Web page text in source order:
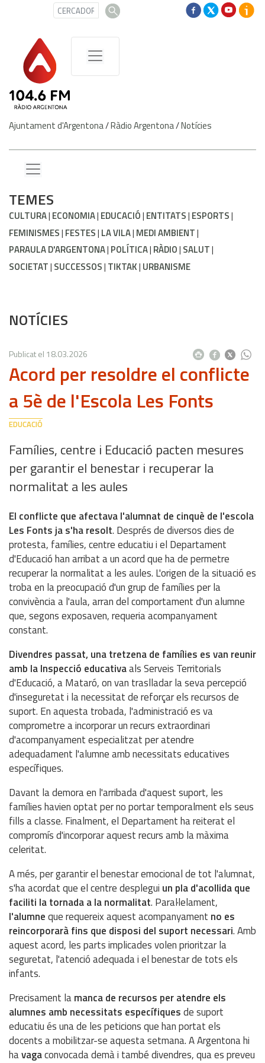
Ajuntament d'Argentona/Ràdio Argentona/Notícies
TEMES
CULTURA ECONOMIA EDUCACIÓ ENTITATS ESPORTS
FEMINISMES FESTES LA VILA MEDI AMBIENT
PARAULA D'ARGENTONA POLÍTICA RÀDIO SALUT
SOCIETAT SUCCESSOS TIKTAK URBANISME
NOTÍCIES
Publicat el 18.03.2026
Acord per resoldre el conflicte
a 5è de l'Escola Les Fonts
EDUCACIÓ
Famílies, centre i Educació pacten mesures
per garantir el benestar i recuperar la
normalitat a les aules
El conflicte que afectava l'alumnat de cinquè de l'escola
Les Fonts ja s'ha resolt. Després de diversos dies de
protesta, famílies, centre educatiu i el Departament
d'Educació han arribat a un acord que ha de permetre
recuperar la normalitat a les aules. L'origen de la situació es
troba en la preocupació d'un grup de famílies per la
convivència a l'aula, arran del comportament d'un alumne
que, segons exposaven, requeria acompanyament
constant.
Divendres passat, una tretzena de famílies es van reunir
amb la Inspecció educativaals Serveis Territorials
d'Educació, a Mataró, on van traslladar la seva percepció
d'inseguretat i la necessitat de reforçar els recursos de
suport. En aquesta trobada, l'administració es va
comprometre a incorporar un recurs extraordinari
d'acompanyament especialitzat per atendre
adequadament l'alumne amb necessitats educatives
específiques.
Davant la demora en l'arribada d'aquest suport, les
famílies havien optat per no portar temporalment els seus
fills a classe. Finalment, el Departament ha reiterat el
compromís d'incorporar aquest recurs amb la màxima
celeritat.
A més, per garantir el benestar emocional de tot l'alumnat,
s'ha acordat que el centre desplegui un pla d'acollida que
faciliti la tornada a la normalitat. Paral·lelament,
l'alumneque requereix aquest acompanyament no es
reincorporarà fins que disposi del suport necessari. Amb
aquest acord, les parts implicades volen prioritzar la
seguretat, l'atenció adequada i el benestar de tots els
infants.
Precisament lamanca de recursos per atendre els
alumnes amb necessitats específiquesde suport
educatiu és una de les peticions que han portat els
docents a mobilitzar-se aquesta setmana. A Argentona hi
havagaconvocada demà i també divendres, qua es preveu